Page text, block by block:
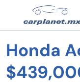
Honda